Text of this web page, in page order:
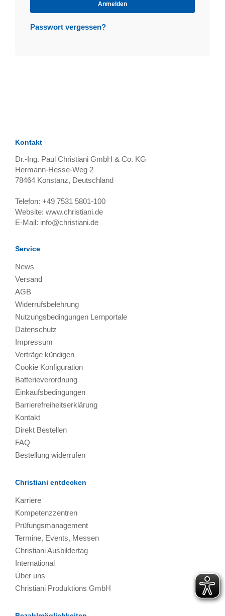
Anmelden
Passwort vergessen?
Kontakt
Dr.-Ing. Paul Christiani GmbH & Co. KG
Hermann-Hesse-Weg 2
78464 Konstanz, Deutschland
Telefon: +49 7531 5801-100
Website: www.christiani.de
E-Mail: info@christiani.de
Service
News
Versand
AGB
Widerrufsbelehrung
Nutzungsbedingungen Lernportale
Datenschutz
Impressum
Verträge kündigen
Cookie Konfiguration
Batterieverordnung
Einkaufsbedingungen
Barrierefreiheitserklärung
Kontakt
Direkt Bestellen
FAQ
Bestellung widerrufen
Christiani entdecken
Karriere
Kompetenzzentren
Prüfungsmanagement
Termine, Events, Messen
Christiani Ausbildertag
International
Über uns
Christiani Produktions GmbH